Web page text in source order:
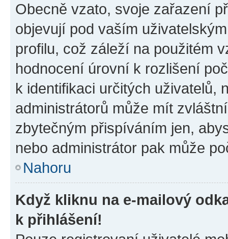
Obecně vzato, svoje zařazení
objevují pod vaším
profilu, což záleží na použitém
hodnocení úrovní k rozlišení
k identifikaci určitých uživatelů,
administrátorů může mít
zbytečným přispíváním jen,
nebo administrátor pak může
Nahoru
Když kliknu na e-mailový
k přihlášení!